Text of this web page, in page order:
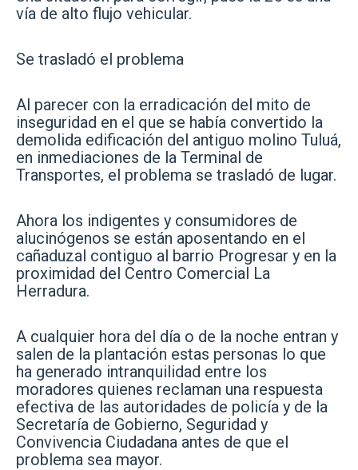
vía de alto flujo vehicular.
Se trasladó el problema
Al parecer con la erradicación del mito de
inseguridad en el que se había convertido la
demolida edificación del antiguo molino Tuluá,
en inmediaciones de la Terminal de
Transportes, el problema se trasladó de lugar.
Ahora los indigentes y consumidores de
alucinógenos se están aposentando en el
cañaduzal contiguo al barrio Progresar y en la
proximidad del Centro Comercial La
Herradura.
A cualquier hora del día o de la noche entran y
salen de la plantación estas personas lo que
ha generado intranquilidad entre los
moradores quienes reclaman una respuesta
efectiva de las autoridades de policía y de la
Secretaría de Gobierno, Seguridad y
Convivencia Ciudadana antes de que el
problema sea mayor.